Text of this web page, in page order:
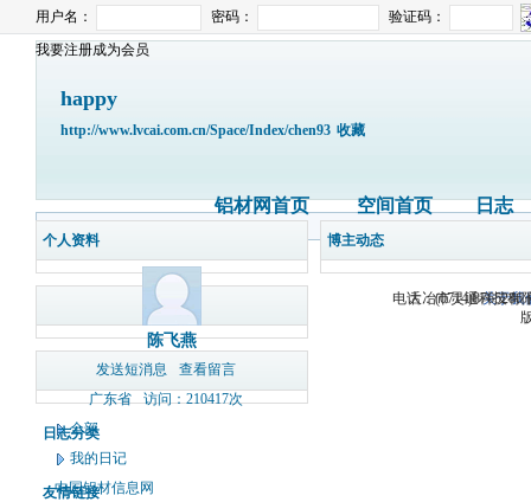
用户名： 密码：
验证码：
我要注册成为会员
happy
http://www.lvcai.com.cn/Space/Index/chen93 收藏
铝材网首页 空间首页 日志
个人资料
陈飞燕
发送短消息
查看留言
广东省
访问：210417次
日志分类
全部
我的日记
友情链接
中国铝材信息网
博主动态
关于我
电话：(0714)8765286
大冶市灵通科技有